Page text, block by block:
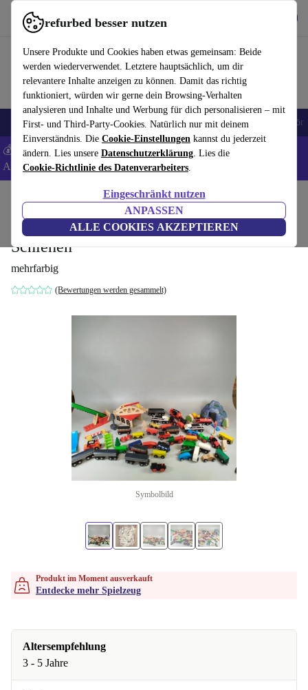
refurbed besser nutzen
Unsere Produkte und Cookies haben etwas gemeinsam: Beide
werden wiederverwendet. Letztere hauptsächlich, um dir
relevantere Inhalte anzeigen zu können. Damit das richtig
funktioniert, würden wir gerne dein Browsing-Verhalten
analysieren und Inhalte und Werbung für dich personalisieren – mit
First- und Third-Party-Cookies. Natürlich nur mit deinem
Einverständnis. Die Cookie-Einstellungen kannst du jederzeit
ändern. Lies unsere Datenschutzerklärung. Lies die
Cookie-Richtlinie des Datenverarbeiters.
Eingeschränkt nutzen
ANPASSEN
ALLE COOKIES AKZEPTIEREN
refurbed schnell und einfach nutzen
🎒 Back to school Handys Laptops Tablets Smartwatches Zubehör
💰 Extra -5% auf Samsung- und Google-Smartphones - Code:
ANDROID5 -AGB
Spielzeug
Holz Eisenbahnwelt Spielset - Züge und
Schienen
mehrfarbig
(Bewertungen werden gesammelt)
Symbolbild
Produkt im Moment ausverkauft
Entdecke mehr Spielzeug
Altersempfehlung
3 - 5 Jahre